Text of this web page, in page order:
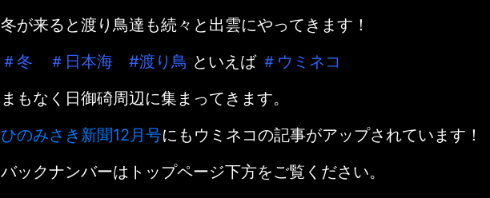
冬が来ると渡り鳥達も続々と出雲にやってきます！
＃冬 ＃日本海 #渡り鳥 といえば＃ウミネコ
まもなく日御碕周辺に集まってきます。
ひのみさき新聞12月号にもウミネコの記事がアップされています！
バックナンバーはトップページ下方をご覧ください。